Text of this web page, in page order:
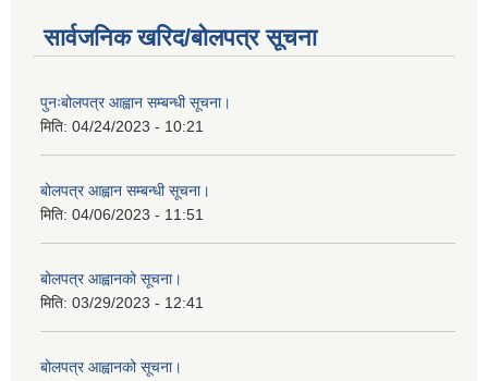
सार्वजनिक खरिद/बोलपत्र सूचना
पुनःबोलपत्र आह्वान सम्बन्धी सूचना।
मिति: 04/24/2023 - 10:21
बोलपत्र आह्वान सम्बन्धी सूचना।
मिति: 04/06/2023 - 11:51
बोलपत्र आह्वानको सूचना।
मिति: 03/29/2023 - 12:41
बोलपत्र आह्वानको सूचना।